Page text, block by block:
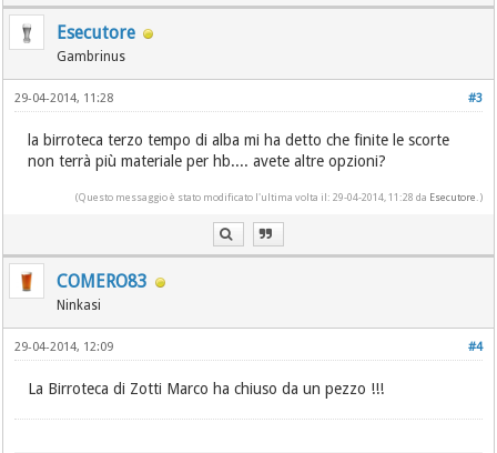
Esecutore
Gambrinus
#3
29-04-2014, 11:28
la birroteca terzo tempo di alba mi ha detto che finite le scorte
non terrà più materiale per hb.... avete altre opzioni?
(Questo messaggio è stato modificato l'ultima volta il: 29-04-2014, 11:28 da Esecutore.)
COMERO83
Ninkasi
#4
29-04-2014, 12:09
La Birroteca di Zotti Marco ha chiuso da un pezzo !!!